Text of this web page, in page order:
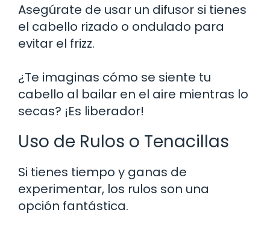
Asegúrate de usar un difusor si tienes
el cabello rizado o ondulado para
evitar el frizz.
¿Te imaginas cómo se siente tu
cabello al bailar en el aire mientras lo
secas? ¡Es liberador!
Uso de Rulos o Tenacillas
Si tienes tiempo y ganas de
experimentar, los rulos son una
opción fantástica.